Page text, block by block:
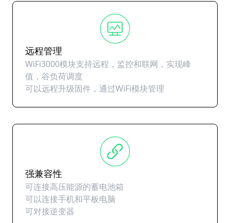
远程管理
WiFi3000模块支持远程，监控和联网，实现峰
值，谷负荷调度
可以远程升级固件，通过WiFi模块管理
强兼容性
可连接高压能源的蓄电池箱
可以连接手机和平板电脑
可对接逆变器